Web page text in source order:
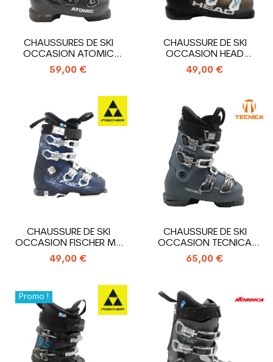
CHAUSSURES DE SKI
OCCASION ATOMIC
HAWX MAGNA 85 X
59,00 €
CHAUSSURE DE SKI
OCCASION HEAD
ADVANT EDGE 75
49,00 €
CHAUSSURE DE SKI
OCCASION FISCHER MY
RC PRO 80 XTR
49,00 €
CHAUSSURE DE SKI
OCCASION TECNICA
MACH SPORT RT MV W
65,00 €
Promo !